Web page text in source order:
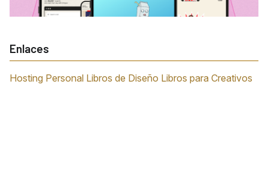
Enlaces
Hosting Personal Libros de Diseño Libros para Creativos